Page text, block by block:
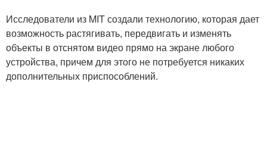
Исследователи из MIT создали технологию, которая дает
возможность растягивать, передвигать и изменять
объекты в отснятом видео прямо на экране любого
устройства, причем для этого не потребуется никаких
дополнительных приспособлений.